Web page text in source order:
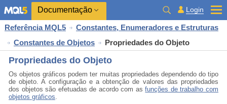
Documentação Login
Referência MQL5
Constantes, Enumeradores e Estruturas
Constantes de Objetos
Propriedades do Objeto
Propriedades do Objeto
Os objetos gráficos podem ter muitas propriedades dependendo do tipo
de objeto. A configuração e a obtenção de valores das propriedades
dos objetos são efetuadas de acordo com asfunções de trabalho com
objetos gráficos.